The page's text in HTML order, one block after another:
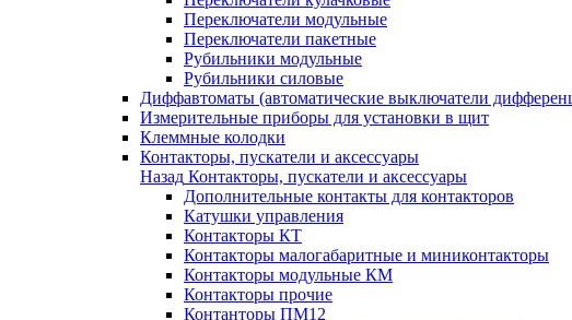
Переключатели модульные
Переключатели пакетные
Рубильники модульные
Рубильники силовые
Диффавтоматы (автоматические выключатели
Измерительные приборы для установки в щит
Клеммные колодки
Контакторы, пускатели и аксессуары
Назад Контакторы, пускатели и аксессуары
Дополнительные контакты для контакторов
Катушки управления
Контакторы КТ
Контакторы малогабаритные и миниконтакторы
Контакторы модульные КМ
Контакторы прочие
Контанторы ПМ12